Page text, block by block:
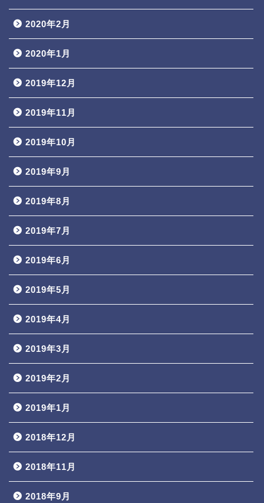
2020年2月
2020年1月
2019年12月
2019年11月
2019年10月
2019年9月
2019年8月
2019年7月
2019年6月
2019年5月
2019年4月
2019年3月
2019年2月
2019年1月
2018年12月
2018年11月
2018年9月